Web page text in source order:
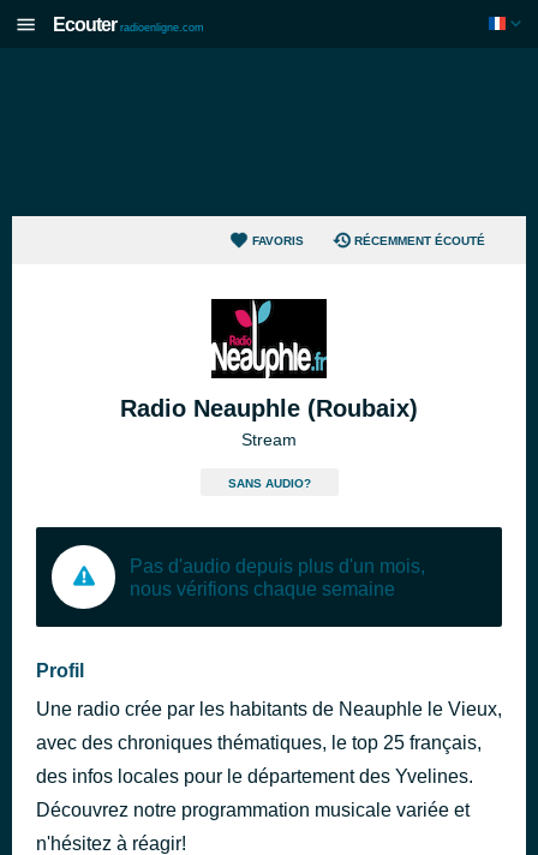
Ecouter radioenligne.com
FAVORIS RÉCEMMENT ÉCOUTÉ
Radio Neauphle (Roubaix)
Stream
SANS AUDIO?
Pas d'audio depuis plus d'un mois,
nous vérifions chaque semaine
Profil
Une radio crée par les habitants de Neauphle le Vieux,
avec des chroniques thématiques, le top 25 français,
des infos locales pour le département des Yvelines.
Découvrez notre programmation musicale variée et
n'hésitez à réagir!